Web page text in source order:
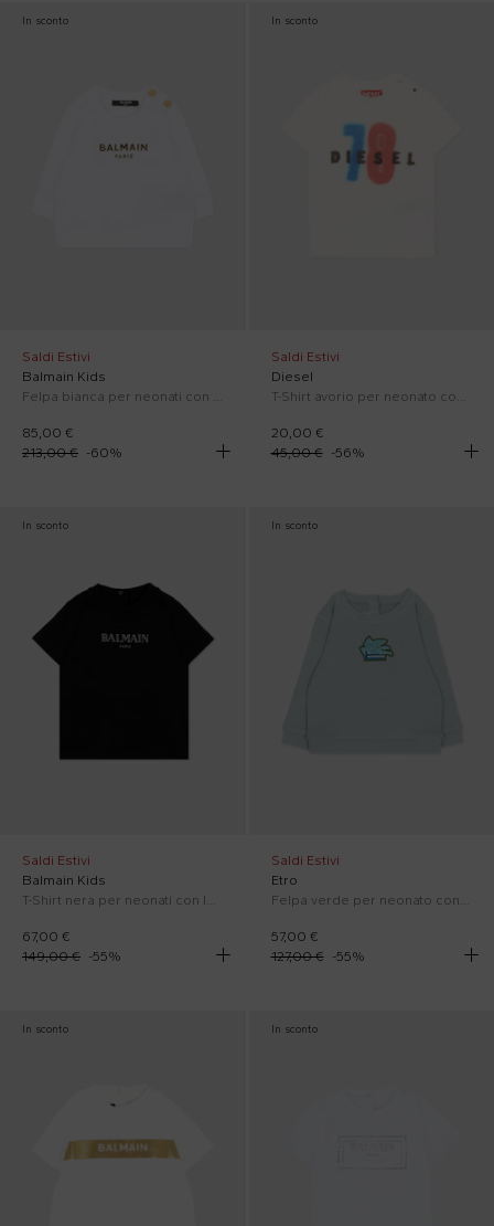
In sconto
Saldi Estivi
Balmain Kids
85,00 €
213,00 € -60%
In sconto
Saldi Estivi
Diesel
20,00 €
45,00 €
-56%
In sconto
Saldi Estivi
Balmain Kids
T-Shirt nera per neonati con logo
67,00 €
149,00 € -55%
In sconto
Saldi Estivi
Etro
Felpa verde per neonato con Pegaso
57,00 €
127,00 €
-55%
In sconto In sconto